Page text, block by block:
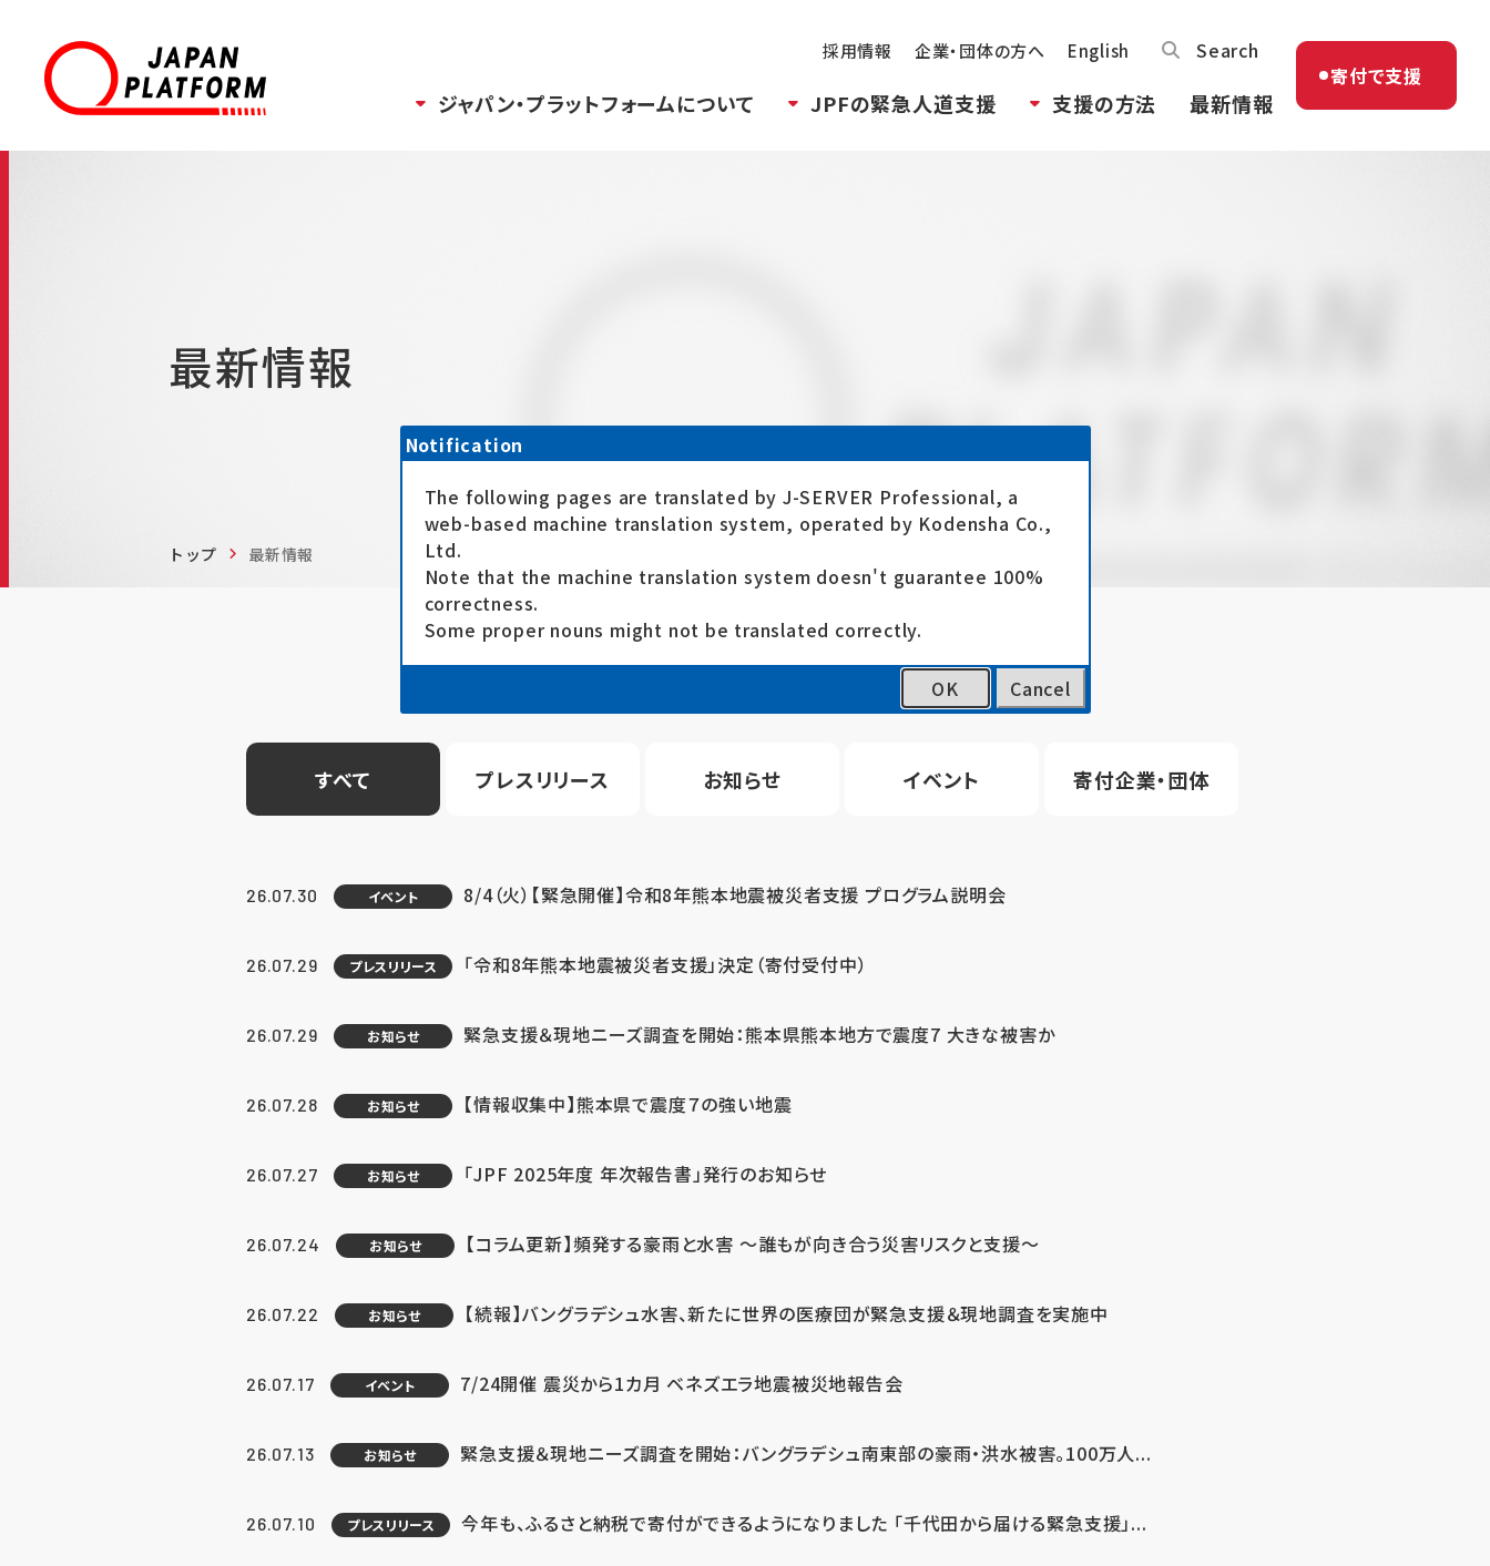
採用情報 企業・団体の方へ English Search
ジャパン・プラットフォームについて JPFの緊急人道支援 支援の方法 最新情報
寄付で支援
最新情報
トップ 最新情報
すべて プレスリリース お知らせ イベント 寄付企業・団体
26.07.30 イベント 8/4（火）【緊急開催】令和8年熊本地震被災者支援 プログラム説明会
26.07.29 プレスリリース 「令和8年熊本地震被災者支援」決定（寄付受付中）
26.07.29 お知らせ 緊急支援＆現地ニーズ調査を開始：熊本県熊本地方で震度7 大きな被害か
26.07.28 お知らせ 【情報収集中】熊本県で震度７の強い地震
26.07.27 お知らせ 「JPF 2025年度 年次報告書」発行のお知らせ
26.07.24 お知らせ 【コラム更新】頻発する豪雨と水害 ～誰もが向き合う災害リスクと支援～
26.07.22 お知らせ 【続報】バングラデシュ水害、新たに世界の医療団が緊急支援＆現地調査を実施中
26.07.17 イベント 7/24開催 震災から1カ月 ベネズエラ地震被災地報告会
26.07.13 お知らせ 緊急支援＆現地ニーズ調査を開始：バングラデシュ南東部の豪雨・洪水被害。100万人...
26.07.10 プレスリリース 今年も、ふるさと納税で寄付ができるようになりました 「千代田から届ける緊急支援」...
Notification
The following pages are translated by J-SERVER Professional, a
web-based machine translation system, operated by Kodensha Co.,
Ltd.
Note that the machine translation system doesn't guarantee 100%
correctness.
Some proper nouns might not be translated correctly.
OK Cancel